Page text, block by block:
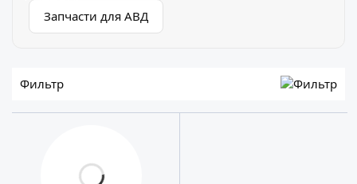
Запчасти для АВД
Фильтр